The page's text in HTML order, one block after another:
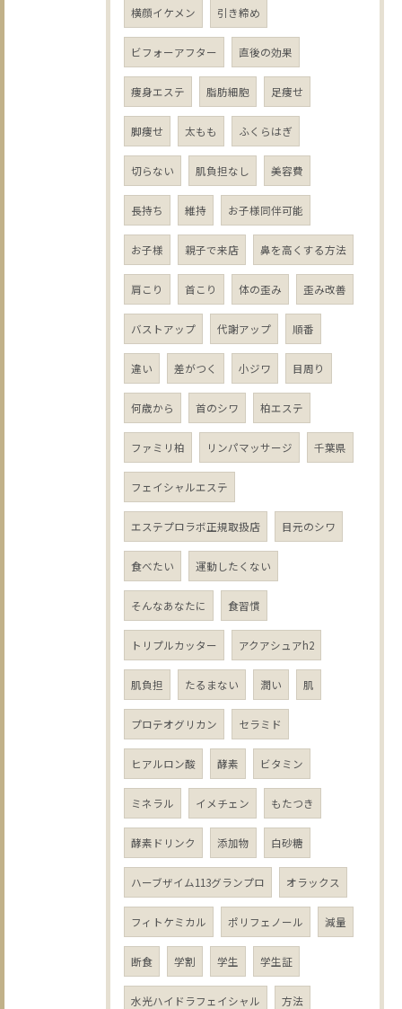
横顔イケメン 引き締め
ビフォーアフター 直後の効果
痩身エステ 脂肪細胞 足痩せ
脚痩せ 太もも ふくらはぎ
切らない 肌負担なし 美容費
長持ち 維持 お子様同伴可能
お子様 親子で来店 鼻を高くする方法
肩こり 首こり 体の歪み 歪み改善
バストアップ 代謝アップ 順番
違い 差がつく 小ジワ 目周り
何歳から 首のシワ 柏エステ
ファミリ柏 リンパマッサージ 千葉県
フェイシャルエステ
エステプロラボ正規取扱店 目元のシワ
食べたい 運動したくない
そんなあなたに 食習慣
トリプルカッター アクアシュアh2
肌負担 たるまない 潤い 肌
プロテオグリカン セラミド
ヒアルロン酸 酵素 ビタミン
ミネラル イメチェン もたつき
酵素ドリンク 添加物 白砂糖
ハーブザイム113グランプロ オラックス
フィトケミカル ポリフェノール 減量
断食 学割 学生 学生証
水光ハイドラフェイシャル 方法